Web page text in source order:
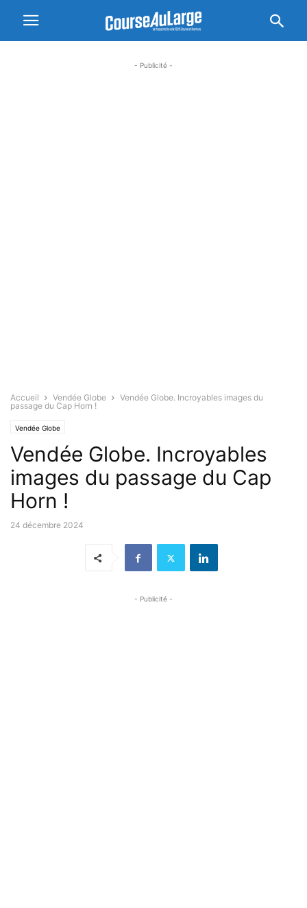
- Publicité -
Accueil Vendée Globe
Vendée Globe. Incroyables images du
passage du Cap Horn !
Vendée Globe
Vendée Globe. Incroyables
images du passage du Cap
Horn !
24 décembre 2024
- Publicité -